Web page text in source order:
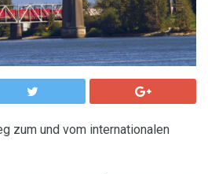
zum und vom internationalen